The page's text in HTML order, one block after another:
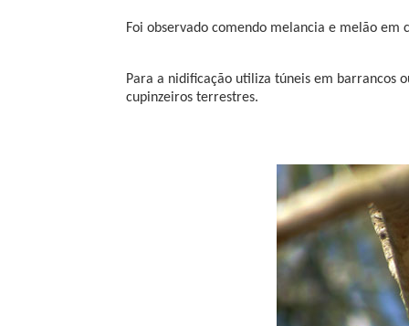
Foi observado comendo melancia e melão
Para a nidificação utiliza túneis em barrancos
cupinzeiros terrestres.